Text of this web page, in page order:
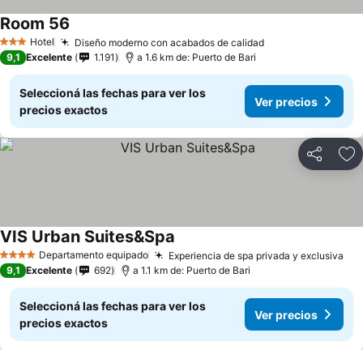
3 Estrellas
Hotel Diseño moderno con acabados de calidad
Room 56
9,1 Excelente 1.191 a 1.6 km de: Puerto de Bari
Seleccioná las fechas para ver los
precios exactos
Ver precios
Compartir
4 EstrellasDepartamento equipado Experiencia de spa privada y exclusiva
VIS Urban Suites&Spa
9,1 Excelente 692 a 1.1 km de: Puerto de Bari
Seleccioná las fechas para ver los
precios exactos
Ver precios